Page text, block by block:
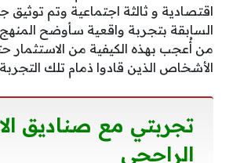
اقتصادية و ثالثة اجتماعية وتم توثيق
السابقة بتجربة واقعية سأوضح
من أُعجب بهذه الكيفية من الاستثمار
الأشخاص الذين قادوا ذمام تلك
تجربتي مع صناديق
الراجحي